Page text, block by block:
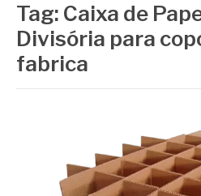
Tag: Caixa de
Divisória para
fabrica